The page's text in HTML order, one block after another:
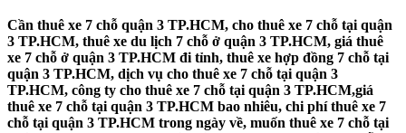
Cần thuê xe 7 chỗ quận 3 TP.HCM, cho thuê xe 7 chỗ tại quận
3 TP.HCM, thuê xe du lịch 7 chỗ ở quận 3 TP.HCM, giá thuê
xe 7 chỗ ở quận 3 TP.HCM đi tỉnh, thuê xe hợp đồng 7 chỗ tại
quận 3 TP.HCM, dịch vụ cho thuê xe 7 chỗ tại quận 3
TP.HCM, công ty cho thuê xe 7 chỗ tại quận 3 TP.HCM,giá
thuê xe 7 chỗ tại quận 3 TP.HCM bao nhiêu, chi phí thuê xe 7
chỗ tại quận 3 TP.HCM trong ngày về, muốn thuê xe 7 chỗ tại